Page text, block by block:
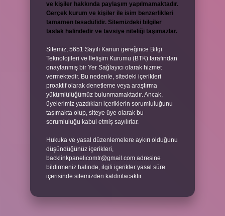
ve kişiler hakkında paylaşım yapılmamaktadır.
Gerçek kurum ve kişiler ile isim benzerlikleri
tamamen tesadüfidir. Sitemizdeki bilgiler
taslak halindedir ve tavsiye niteliği taşımazlar.
Sitemiz, 5651 Sayılı Kanun gereğince Bilgi
Teknolojileri ve İletişim Kurumu (BTK) tarafından
onaylanmış bir Yer Sağlayıcı olarak hizmet
vermektedir. Bu nedenle, sitedeki içerikleri
proaktif olarak denetleme veya araştırma
yükümlülüğümüz bulunmamaktadır. Ancak,
üyelerimiz yazdıkları içeriklerin sorumluluğunu
taşımakta olup, siteye üye olarak bu
sorumluluğu kabul etmiş sayılırlar.
Hukuka ve yasal düzenlemelere aykırı olduğunu
düşündüğünüz içerikleri,
backlinkpanelicomtr@gmail.com adresine
bildirmeniz halinde, ilgili içerikler yasal süre
içerisinde sitemizden kaldırılacaktır.